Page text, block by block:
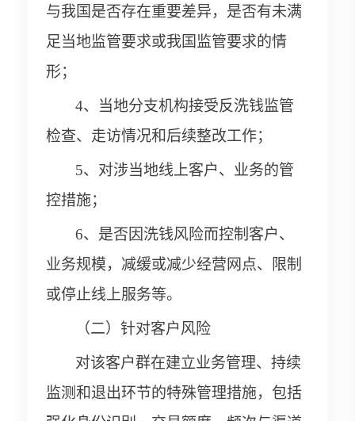
与我国是否存在重要差异，是否有未满
足当地监管要求或我国监管要求的情
形；
4、当地分支机构接受反洗钱监管
检查、走访情况和后续整改工作；
5、对涉当地线上客户、业务的管
控措施；
6、是否因洗钱风险而控制客户、
业务规模，减缓或减少经营网点、限制
或停止线上服务等。
（二）针对客户风险
对该客户群在建立业务管理、持续
监测和退出环节的特殊管理措施，包括